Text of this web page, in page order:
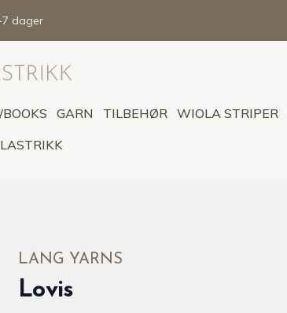
7 dager
GARN TILBEHØR WIOLA STRIPER
LANG YARNS
Lovis